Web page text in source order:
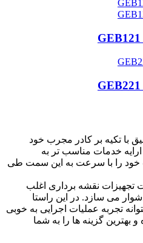
با تکیه بر کادر مجرب خود
خدمات مناسب تر به
خود را با سرعت به این سمت طی
تجهیزات نقشه برداری اغلب
می سازد. در این راستا
تجربه عملیات اجرایی به خوبی
بهترین گزینه ها را به شما